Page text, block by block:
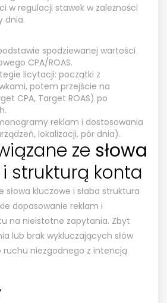
w regulacji stawek w zależności
dnia.
spodziewanej wartości
CPA/ROAS.
licytacji: początki z
potem przejście na
CPA, Target ROAS) po
reklam i dostosowania
lokalizacji, pór dnia).
ze słowa
i strukturą konta
słowa kluczowe i słaba struktura
dopasowanie reklam i
na nieistotne zapytania. Zbyt
lub brak wykluczających słów
niezgodnego z intencją